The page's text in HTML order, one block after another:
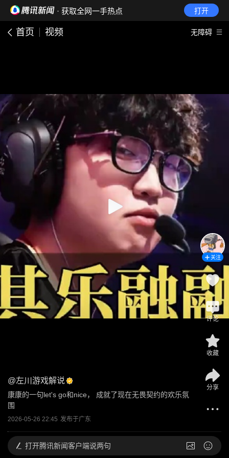
· 获取全网一手热点 打开
首页 视频 无障碍
@左川游戏解说
康康的一句let's go和nice， 成就了现在无畏契约的欢乐氛
围
2026-05-26 22:45 发布于广东
关注
评论
收藏
分享
打开腾讯新闻客户端说两句